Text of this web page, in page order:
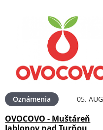
Oznámenia 05.
OVOCOVO - Muštáreň